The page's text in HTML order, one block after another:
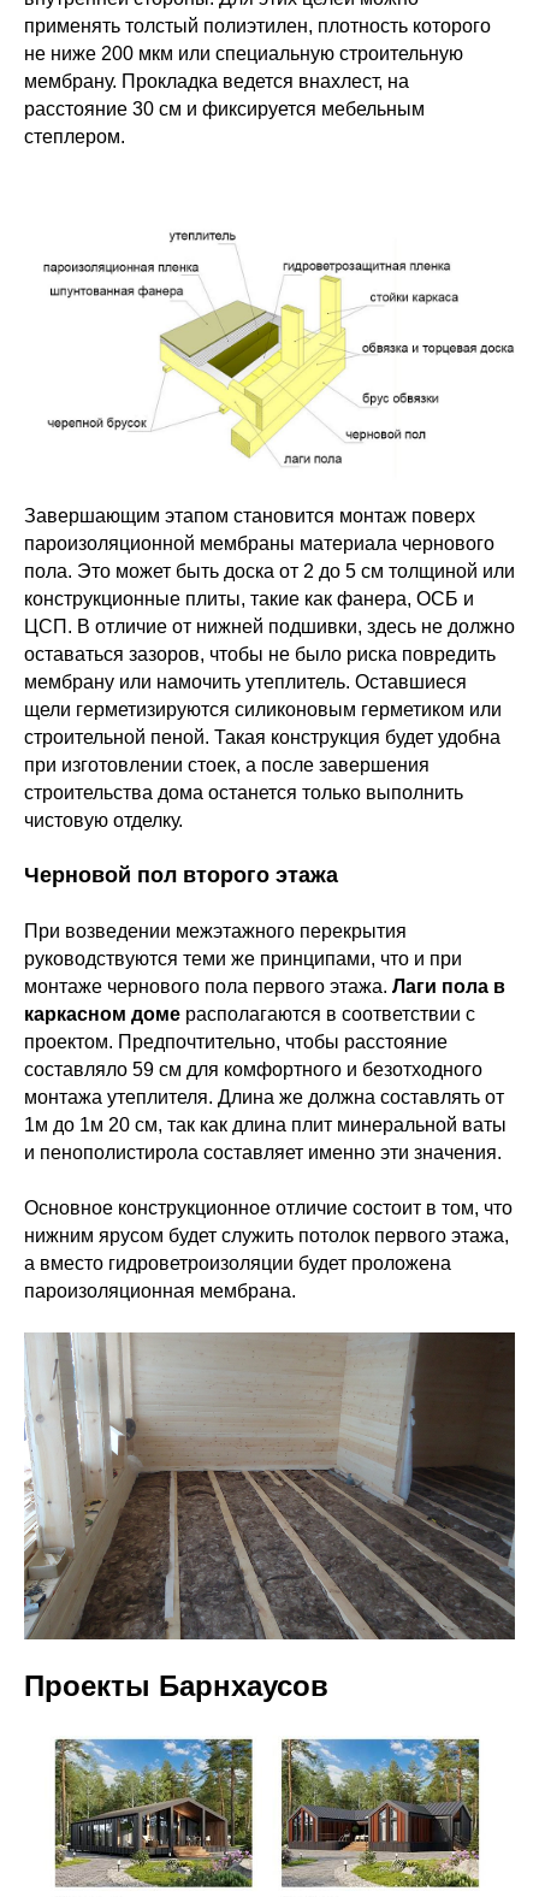
применять толстый полиэтилен, плотность которого
не ниже 200 мкм или специальную строительную
мембрану. Прокладка ведется внахлест, на
расстояние 30 см и фиксируется мебельным
степлером.
Завершающим этапом становится монтаж поверх
пароизоляционной мембраны материала чернового
пола. Это может быть доска от 2 до 5 см толщиной или
конструкционные плиты, такие как фанера, ОСБ и
ЦСП. В отличие от нижней подшивки, здесь не должно
оставаться зазоров, чтобы не было риска повредить
мембрану или намочить утеплитель. Оставшиеся
щели герметизируются силиконовым герметиком или
строительной пеной. Такая конструкция будет удобна
при изготовлении стоек, а после завершения
строительства дома останется только выполнить
чистовую отделку.
Черновой пол второго этажа
При возведении межэтажного перекрытия
руководствуются теми же принципами, что и при
монтаже чернового пола первого этажа. Лаги пола в
каркасном доме располагаются в соответствии с
проектом. Предпочтительно, чтобы расстояние
составляло 59 см для комфортного и безотходного
монтажа утеплителя. Длина же должна составлять от
1м до 1м 20 см, так как длина плит минеральной ваты
и пенополистирола составляет именно эти значения.
Основное конструкционное отличие состоит в том, что
нижним ярусом будет служить потолок первого этажа,
а вместо гидроветроизоляции будет проложена
пароизоляционная мембрана.
Проекты Барнхаусов